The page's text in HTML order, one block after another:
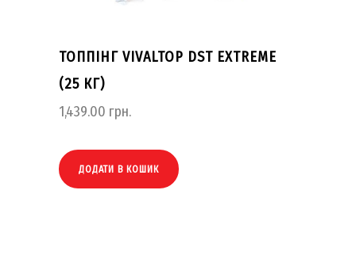
ТОППІНГ VIVALTOP DST EXTREME
(25 КГ)
1,439.00 грн.
ДОДАТИ В КОШИК